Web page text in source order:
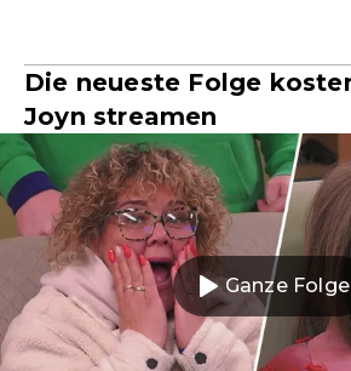
Die neueste Folge
Joyn streamen
Ganze Folge